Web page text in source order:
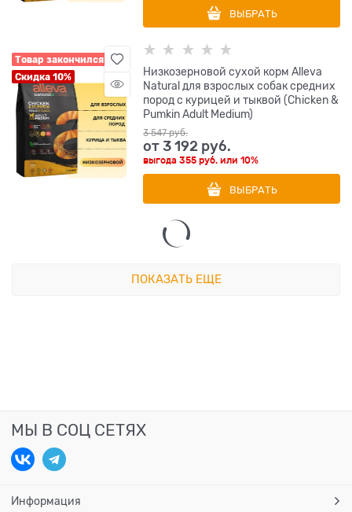
ВЫБРАТЬ
Товар закончился
Скидка 10%
Низкозерновой сухой корм Alleva
Natural для взрослых собак средних
пород с курицей и тыквой (Chicken &
Pumkin Adult Medium)
3 547 руб.
от3 192 руб.
выгода355 руб. или10%
ВЫБРАТЬ
ПОКАЗАТЬ ЕЩЕ
МЫ В СОЦ СЕТЯХ
Информация